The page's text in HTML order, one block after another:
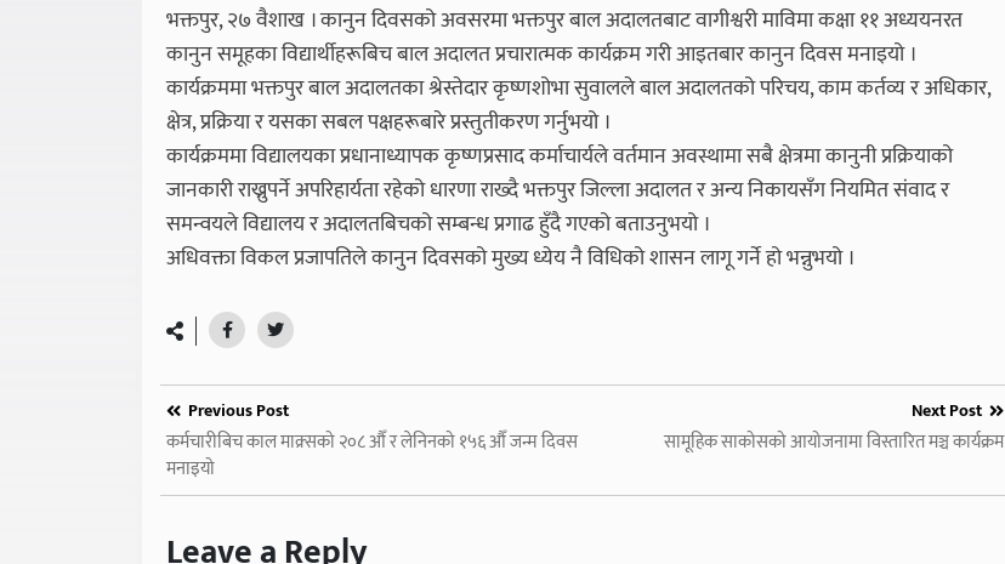
भक्तपुर, २७ वैशाख । कानुन दिवसको अवसरमा भक्तपुर बाल अदालतबाट वागीश्वरी माविमा कक्षा ११ अध्ययनरत
कानुन समूहका विद्यार्थीहरूबिच बाल अदालत प्रचारात्मक कार्यक्रम गरी आइतबार कानुन दिवस मनाइयो ।
कार्यक्रममा भक्तपुर बाल अदालतका श्रेस्तेदार कृष्णशोभा सुवालले बाल अदालतको परिचय, काम कर्तव्य र अधिकार,
क्षेत्र, प्रक्रिया र यसका सबल पक्षहरूबारे प्रस्तुतीकरण गर्नुभयो ।
कार्यक्रममा विद्यालयका प्रधानाध्यापक कृष्णप्रसाद कर्माचार्यले वर्तमान अवस्थामा सबै क्षेत्रमा कानुनी प्रक्रियाको
जानकारी राख्नुपर्ने अपरिहार्यता रहेको धारणा राख्दै भक्तपुर जिल्ला अदालत र अन्य निकायसँग नियमित संवाद र
समन्वयले विद्यालय र अदालतबिचको सम्बन्ध प्रगाढ हुँदै गएको बताउनुभयो ।
अधिवक्ता विकल प्रजापतिले कानुन दिवसको मुख्य ध्येय नै विधिको शासन लागू गर्ने हो भन्नुभयो ।
Previous Post
कर्मचारीबिच काल माक्र्सको २०८ औँ र लेनिनको १५६ औँ जन्म दिवस
मनाइयो
Next Post
सामूहिक साकोसको आयोजनामा विस्तारित मञ्च कार्यक्रम
Leave a Reply